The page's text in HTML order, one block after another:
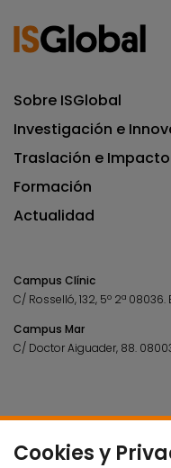
Cookies y
Sobre ISGlobal
Investigación e
Traslación e Impacto
Formación
Actualidad
Campus Clínic
C/ Rosselló, 132, 5º 2ª 08036.
Campus Mar
C/ Doctor Aiguader, 88.